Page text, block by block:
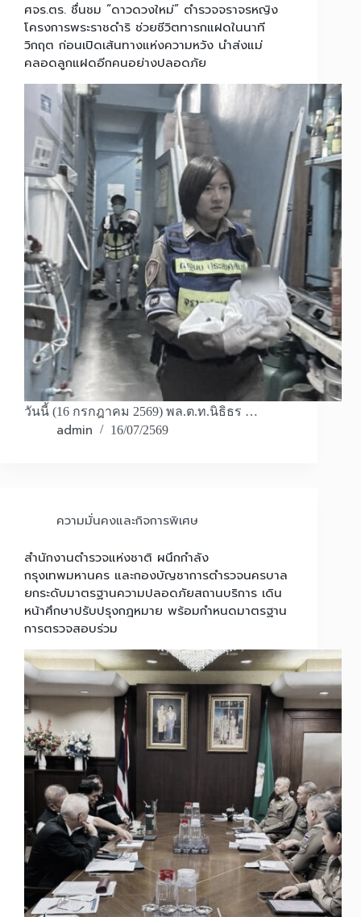
ศจร.ตร. ชื่นชม “ดาวดวงใหม่” ตำรวจจราจรหญิง
โครงการพระราชดำริ ช่วยชีวิตทารกแฝดในนาที
วิกฤต ก่อนเปิดเส้นทางแห่งความหวัง นำส่งแม่
คลอดลูกแฝดอีกคนอย่างปลอดภัย
วันนี้ (16 กรกฎาคม 2569) พล.ต.ท.นิธิธร …
admin 16/07/2569
ความมั่นคงและกิจการพิเศษ
สำนักงานตำรวจแห่งชาติ ผนึกกำลัง
กรุงเทพมหานคร และกองบัญชาการตำรวจนครบาล
ยกระดับมาตรฐานความปลอดภัยสถานบริการ เดิน
หน้าศึกษาปรับปรุงกฎหมาย พร้อมกำหนดมาตรฐาน
การตรวจสอบร่วม